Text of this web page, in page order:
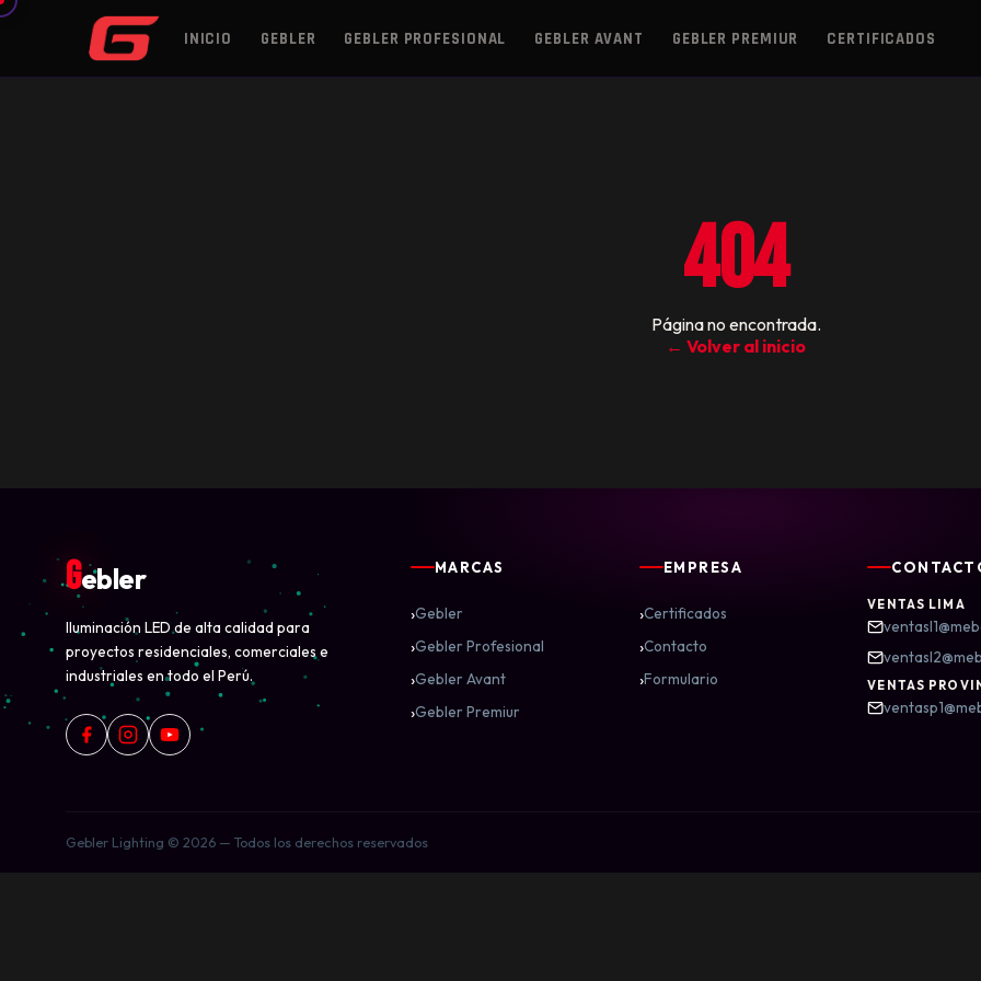
INICIO GEBLER GEBLER PROFESIONAL GEBLER AVANT GEBLER PREMIUR CERTIFICADOS
404
Página no encontrada.
← Volver al inicio
Gebler
Iluminación LED de alta calidad para
proyectos residenciales, comerciales e
industriales en todo el Perú.
MARCAS
›Gebler
›Gebler Profesional
›Gebler Avant
›Gebler Premiur
EMPRESA
›Certificados
›Contacto
›Formulario
VENTAS LIMA
VENTAS
Gebler Lighting © 2026 — Todos los derechos reservados